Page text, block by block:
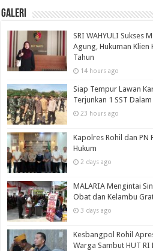
Galeri
SRI WAHYULI Sukses
Agung, Hukuman Klien
Tahun
14 hours ago
Siap Tempur Lawan
Terjunkan 1 SST
23 hours ago
Kapolres Rohil dan PN
Hukum
2 days ago
MALARIA Mengintai
Obat dan Kelambu
3 days ago
Kesbangpol Rohil
Warga Sambut HUT RI